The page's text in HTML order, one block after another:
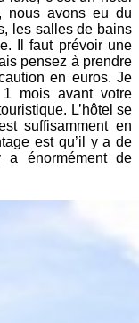
nous avons eu du
les salles de bains
Il faut prévoir une
pensez à prendre
en euros. Je
mois avant votre
L’hôtel se
suffisamment en
est qu’il y a de
énormément de